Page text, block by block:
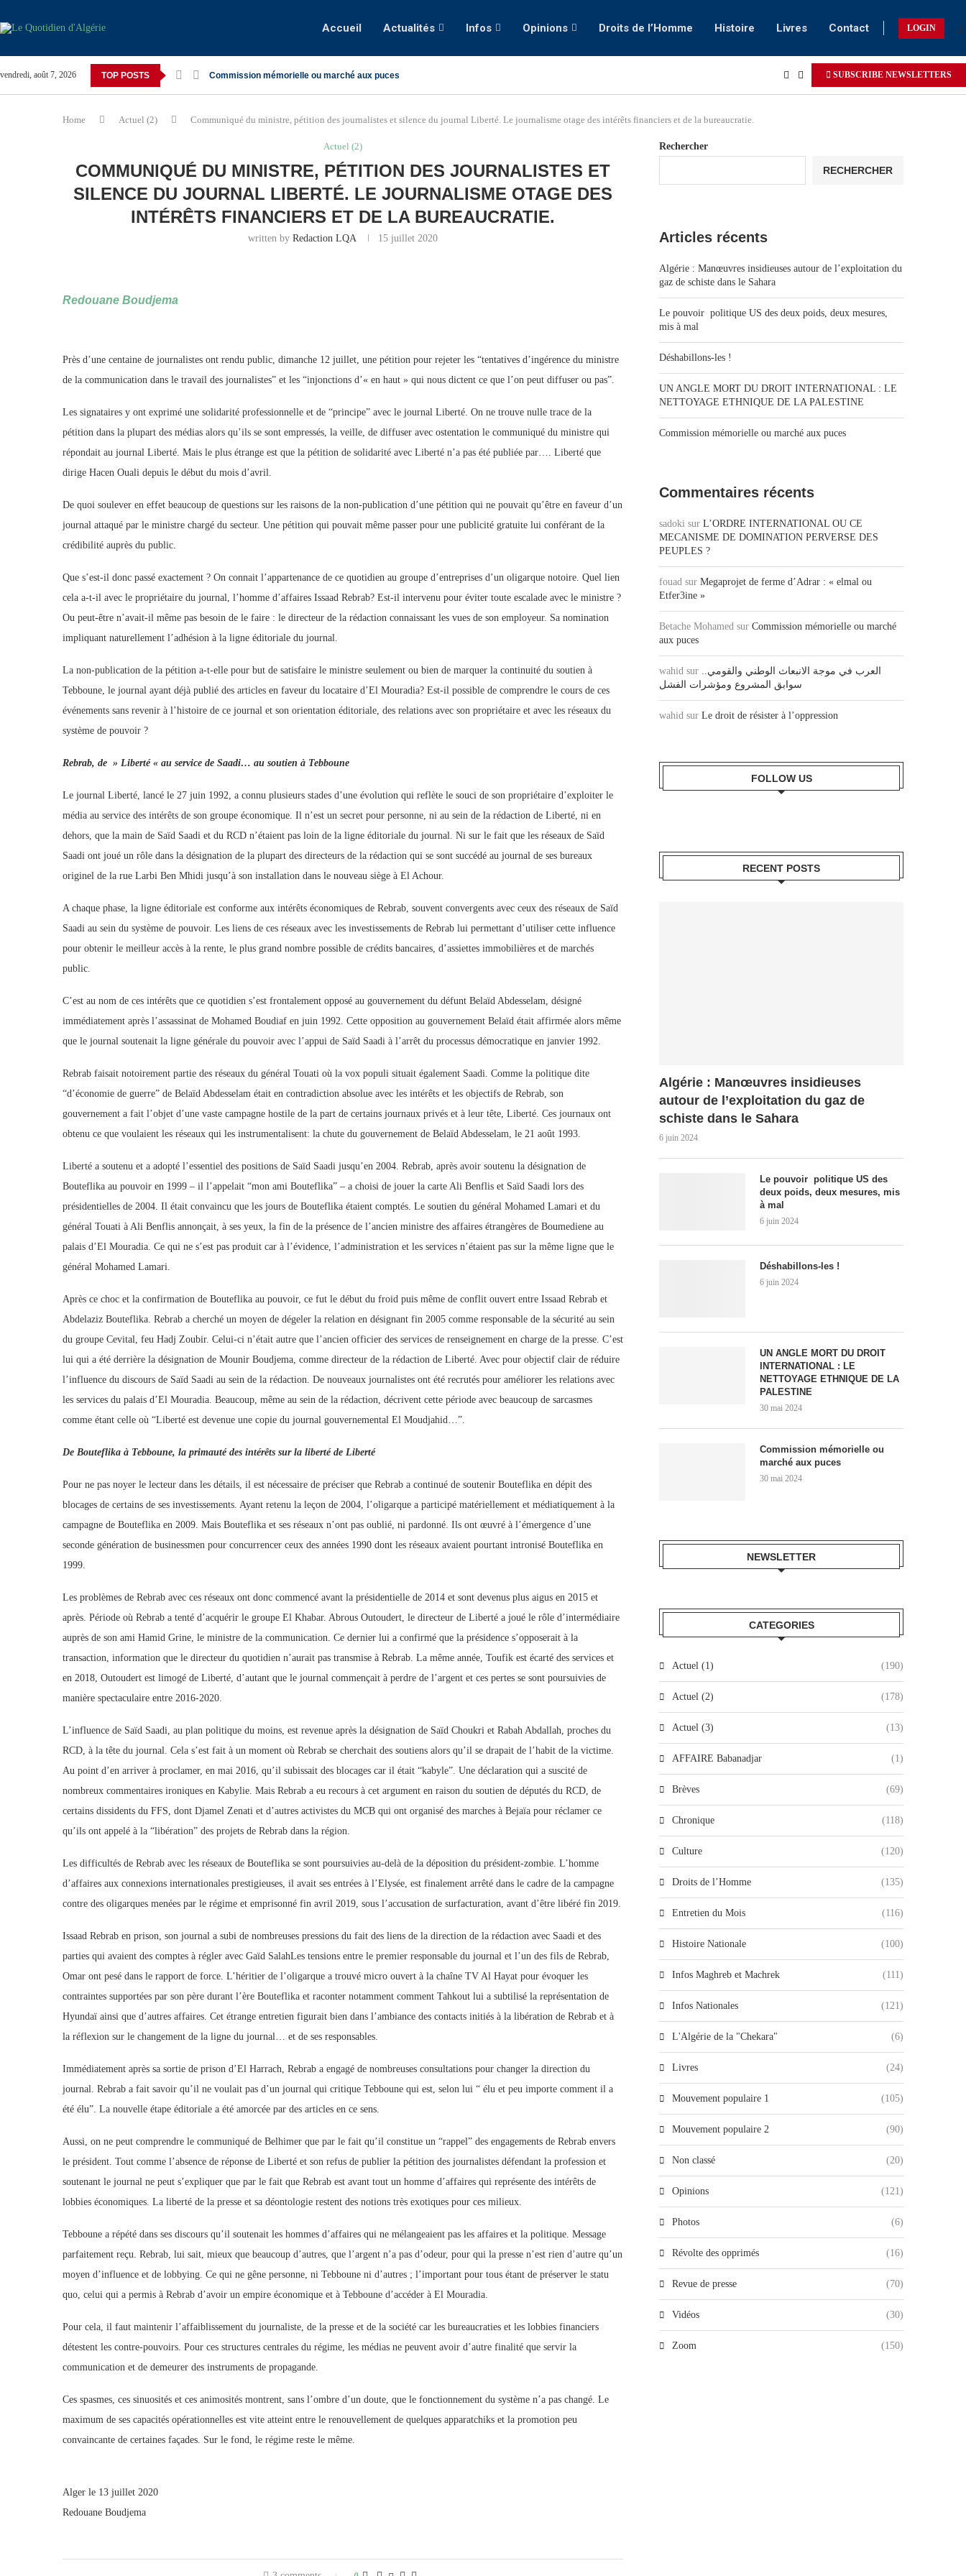
Accueil Actualités Infos Opinions Droits de l’Homme Histoire Livres Contact LOGIN
vendredi, août 7, 2026 TOP POSTS Commission mémorielle ou marché aux puces SUBSCRIBE NEWSLETTERS
Home Actuel (2) Communiqué du ministre, pétition des journalistes et silence du journal Liberté. Le journalisme otage des intérêts financiers et de la bureaucratie.
Actuel (2)
COMMUNIQUÉ DU MINISTRE, PÉTITION DES JOURNALISTES ET
SILENCE DU JOURNAL LIBERTÉ. LE JOURNALISME OTAGE DES
INTÉRÊTS FINANCIERS ET DE LA BUREAUCRATIE.
written by Redaction LQA 15 juillet 2020
Redouane Boudjema
Près d’une centaine de journalistes ont rendu public, dimanche 12 juillet, une pétition pour rejeter les “tentatives d’ingérence du ministre
de la communication dans le travail des journalistes” et les “injonctions d’« en haut » qui nous dictent ce que l’on peut diffuser ou pas”.
Les signataires y ont exprimé une solidarité professionnelle et de “principe” avec le journal Liberté. On ne trouve nulle trace de la
pétition dans la plupart des médias alors qu’ils se sont empressés, la veille, de diffuser avec ostentation le communiqué du ministre qui
répondait au journal Liberté. Mais le plus étrange est que la pétition de solidarité avec Liberté n’a pas été publiée par…. Liberté que
dirige Hacen Ouali depuis le début du mois d’avril.
De quoi soulever en effet beaucoup de questions sur les raisons de la non-publication d’une pétition qui ne pouvait qu’être en faveur d’un
journal attaqué par le ministre chargé du secteur. Une pétition qui pouvait même passer pour une publicité gratuite lui conférant de la
crédibilité auprès du public.
Que s’est-il donc passé exactement ? On connait l’appartenance de ce quotidien au groupe d’entreprises d’un oligarque notoire. Quel lien
cela a-t-il avec le propriétaire du journal, l’homme d’affaires Issaad Rebrab? Est-il intervenu pour éviter toute escalade avec le ministre ?
Ou peut-être n’avait-il même pas besoin de le faire : le directeur de la rédaction connaissant les vues de son employeur. Sa nomination
impliquant naturellement l’adhésion à la ligne éditoriale du journal.
La non-publication de la pétition a-t-elle pour but de satisfaire le ministre seulement ou bien de marquer la continuité du soutien à
Tebboune, le journal ayant déjà publié des articles en faveur du locataire d’El Mouradia? Est-il possible de comprendre le cours de ces
événements sans revenir à l’histoire de ce journal et son orientation éditoriale, des relations avec son propriétaire et avec les réseaux du
système de pouvoir ?
Rebrab, de » Liberté « au service de Saadi… au soutien à Tebboune
Le journal Liberté, lancé le 27 juin 1992, a connu plusieurs stades d’une évolution qui reflète le souci de son propriétaire d’exploiter le
média au service des intérêts de son groupe économique. Il n’est un secret pour personne, ni au sein de la rédaction de Liberté, ni en
dehors, que la main de Saïd Saadi et du RCD n’étaient pas loin de la ligne éditoriale du journal. Ni sur le fait que les réseaux de Saïd
Saadi ont joué un rôle dans la désignation de la plupart des directeurs de la rédaction qui se sont succédé au journal de ses bureaux
originel de la rue Larbi Ben Mhidi jusqu’à son installation dans le nouveau siège à El Achour.
A chaque phase, la ligne éditoriale est conforme aux intérêts économiques de Rebrab, souvent convergents avec ceux des réseaux de Saïd
Saadi au sein du système de pouvoir. Les liens de ces réseaux avec les investissements de Rebrab lui permettant d’utiliser cette influence
pour obtenir le meilleur accès à la rente, le plus grand nombre possible de crédits bancaires, d’assiettes immobilières et de marchés
public.
C’est au nom de ces intérêts que ce quotidien s’est frontalement opposé au gouvernement du défunt Belaïd Abdesselam, désigné
immédiatement après l’assassinat de Mohamed Boudiaf en juin 1992. Cette opposition au gouvernement Belaïd était affirmée alors même
que le journal soutenait la ligne générale du pouvoir avec l’appui de Saïd Saadi à l’arrêt du processus démocratique en janvier 1992.
Rebrab faisait notoirement partie des réseaux du général Touati où la vox populi situait également Saadi. Comme la politique dite
“d’économie de guerre” de Belaïd Abdesselam était en contradiction absolue avec les intérêts et les objectifs de Rebrab, son
gouvernement a fait l’objet d’une vaste campagne hostile de la part de certains journaux privés et à leur tête, Liberté. Ces journaux ont
obtenu ce que voulaient les réseaux qui les instrumentalisent: la chute du gouvernement de Belaïd Abdesselam, le 21 août 1993.
Liberté a soutenu et a adopté l’essentiel des positions de Saïd Saadi jusqu’en 2004. Rebrab, après avoir soutenu la désignation de
Bouteflika au pouvoir en 1999 – il l’appelait “mon ami Bouteflika” – a choisi de jouer la carte Ali Benflis et Saïd Saadi lors des
présidentielles de 2004. Il était convaincu que les jours de Bouteflika étaient comptés. Le soutien du général Mohamed Lamari et du
général Touati à Ali Benflis annonçait, à ses yeux, la fin de la présence de l’ancien ministre des affaires étrangères de Boumediene au
palais d’El Mouradia. Ce qui ne s’est pas produit car à l’évidence, l’administration et les services n’étaient pas sur la même ligne que le
général Mohamed Lamari.
Après ce choc et la confirmation de Bouteflika au pouvoir, ce fut le début du froid puis même de conflit ouvert entre Issaad Rebrab et
Abdelaziz Bouteflika. Rebrab a cherché un moyen de dégeler la relation en désignant fin 2005 comme responsable de la sécurité au sein
du groupe Cevital, feu Hadj Zoubir. Celui-ci n’était autre que l’ancien officier des services de renseignement en charge de la presse. C’est
lui qui a été derrière la désignation de Mounir Boudjema, comme directeur de la rédaction de Liberté. Avec pour objectif clair de réduire
l’influence du discours de Saïd Saadi au sein de la rédaction. De nouveaux journalistes ont été recrutés pour améliorer les relations avec
les services du palais d’El Mouradia. Beaucoup, même au sein de la rédaction, décrivent cette période avec beaucoup de sarcasmes
comme étant celle où “Liberté est devenue une copie du journal gouvernemental El Moudjahid…”.
De Bouteflika à Tebboune, la primauté des intérêts sur la liberté de Liberté
Pour ne pas noyer le lecteur dans les détails, il est nécessaire de préciser que Rebrab a continué de soutenir Bouteflika en dépit des
blocages de certains de ses investissements. Ayant retenu la leçon de 2004, l’oligarque a participé matériellement et médiatiquement à la
campagne de Bouteflika en 2009. Mais Bouteflika et ses réseaux n’ont pas oublié, ni pardonné. Ils ont œuvré à l’émergence d’une
seconde génération de businessmen pour concurrencer ceux des années 1990 dont les réseaux avaient pourtant intronisé Bouteflika en
1999.
Les problèmes de Rebrab avec ces réseaux ont donc commencé avant la présidentielle de 2014 et sont devenus plus aigus en 2015 et
après. Période où Rebrab a tenté d’acquérir le groupe El Khabar. Abrous Outoudert, le directeur de Liberté a joué le rôle d’intermédiaire
auprès de son ami Hamid Grine, le ministre de la communication. Ce dernier lui a confirmé que la présidence s’opposerait à la
transaction, information que le directeur du quotidien n’aurait pas transmise à Rebrab. La même année, Toufik est écarté des services et
en 2018, Outoudert est limogé de Liberté, d’autant que le journal commençait à perdre de l’argent et ces pertes se sont poursuivies de
manière spectaculaire entre 2016-2020.
L’influence de Saïd Saadi, au plan politique du moins, est revenue après la désignation de Saïd Choukri et Rabah Abdallah, proches du
RCD, à la tête du journal. Cela s’est fait à un moment où Rebrab se cherchait des soutiens alors qu’il se drapait de l’habit de la victime.
Au point d’en arriver à proclamer, en mai 2016, qu’il subissait des blocages car il était “kabyle”. Une déclaration qui a suscité de
nombreux commentaires ironiques en Kabylie. Mais Rebrab a eu recours à cet argument en raison du soutien de députés du RCD, de
certains dissidents du FFS, dont Djamel Zenati et d’autres activistes du MCB qui ont organisé des marches à Bejaïa pour réclamer ce
qu’ils ont appelé à la “libération” des projets de Rebrab dans la région.
Les difficultés de Rebrab avec les réseaux de Bouteflika se sont poursuivies au-delà de la déposition du président-zombie. L’homme
d’affaires aux connexions internationales prestigieuses, il avait ses entrées à l’Elysée, est finalement arrêté dans le cadre de la campagne
contre des oligarques menées par le régime et emprisonné fin avril 2019, sous l’accusation de surfacturation, avant d’être libéré fin 2019.
Issaad Rebrab en prison, son journal a subi de nombreuses pressions du fait des liens de la direction de la rédaction avec Saadi et des
parties qui avaient des comptes à régler avec Gaïd SalahLes tensions entre le premier responsable du journal et l’un des fils de Rebrab,
Omar ont pesé dans le rapport de force. L’héritier de l’oligarque a trouvé micro ouvert à la chaîne TV Al Hayat pour évoquer les
contraintes supportées par son père durant l’ère Bouteflika et raconter notamment comment Tahkout lui a subtilisé la représentation de
Hyundaï ainsi que d’autres affaires. Cet étrange entretien figurait bien dans l’ambiance des contacts initiés à la libération de Rebrab et à
la réflexion sur le changement de la ligne du journal… et de ses responsables.
Immédiatement après sa sortie de prison d’El Harrach, Rebrab a engagé de nombreuses consultations pour changer la direction du
journal. Rebrab a fait savoir qu’il ne voulait pas d’un journal qui critique Tebboune qui est, selon lui “ élu et peu importe comment il a
été élu”. La nouvelle étape éditoriale a été amorcée par des articles en ce sens.
Aussi, on ne peut comprendre le communiqué de Belhimer que par le fait qu’il constitue un “rappel” des engagements de Rebrab envers
le président. Tout comme l’absence de réponse de Liberté et son refus de publier la pétition des journalistes défendant la profession et
soutenant le journal ne peut s’expliquer que par le fait que Rebrab est avant tout un homme d’affaires qui représente des intérêts de
lobbies économiques. La liberté de la presse et sa déontologie restent des notions très exotiques pour ces milieux.
Tebboune a répété dans ses discours qu’il soutenait les hommes d’affaires qui ne mélangeaient pas les affaires et la politique. Message
parfaitement reçu. Rebrab, lui sait, mieux que beaucoup d’autres, que l’argent n’a pas d’odeur, pour qui la presse n’est rien d’autre qu’un
moyen d’influence et de lobbying. Ce qui ne gêne personne, ni Tebboune ni d’autres ; l’important pour tous étant de préserver le statu
quo, celui qui a permis à Rebrab d’avoir un empire économique et à Tebboune d’accéder à El Mouradia.
Pour cela, il faut maintenir l’affaiblissement du journaliste, de la presse et de la société car les bureaucraties et les lobbies financiers
détestent les contre-pouvoirs. Pour ces structures centrales du régime, les médias ne peuvent avoir d’autre finalité que servir la
communication et de demeurer des instruments de propagande.
Ces spasmes, ces sinuosités et ces animosités montrent, sans l’ombre d’un doute, que le fonctionnement du système n’a pas changé. Le
maximum de ses capacités opérationnelles est vite atteint entre le renouvellement de quelques apparatchiks et la promotion peu
convaincante de certaines façades. Sur le fond, le régime reste le même.
Alger le 13 juillet 2020
Redouane Boudjema
Rechercher
RECHERCHER
Articles récents
Algérie : Manœuvres insidieuses autour de l’exploitation du
gaz de schiste dans le Sahara
Le pouvoir politique US des deux poids, deux mesures,
mis à mal
Déshabillons-les !
UN ANGLE MORT DU DROIT INTERNATIONAL : LE
NETTOYAGE ETHNIQUE DE LA PALESTINE
Commission mémorielle ou marché aux puces
Commentaires récents
sadoki sur L’ORDRE INTERNATIONAL OU CE
MECANISME DE DOMINATION PERVERSE DES
PEUPLES ?
fouad sur Megaprojet de ferme d’Adrar : « elmal ou
Etfer3ine »
Betache Mohamed sur Commission mémorielle ou marché
aux puces
wahid sur العرب في موجة الانبعاث الوطني والقومي..
سوابق المشروع ومؤشرات الفشل
wahid sur Le droit de résister à l’oppression
FOLLOW US
RECENT POSTS
Algérie : Manœuvres insidieuses
autour de l’exploitation du gaz de
schiste dans le Sahara
6 juin 2024
Le pouvoir politique US des
deux poids, deux mesures, mis
à mal
6 juin 2024
Déshabillons-les !
6 juin 2024
UN ANGLE MORT DU DROIT
INTERNATIONAL : LE
NETTOYAGE ETHNIQUE DE LA
PALESTINE
30 mai 2024
Commission mémorielle ou
marché aux puces
30 mai 2024
NEWSLETTER
CATEGORIES
Actuel (1) (190)
Actuel (2) (178)
Actuel (3) (13)
AFFAIRE Babanadjar (1)
Brèves (69)
Chronique (118)
Culture (120)
Droits de l’Homme (135)
Entretien du Mois (116)
Histoire Nationale (100)
Infos Maghreb et Machrek (111)
Infos Nationales (121)
L'Algérie de la "Chekara" (6)
Livres (24)
Mouvement populaire 1 (105)
Mouvement populaire 2 (90)
Non classé (20)
Opinions (121)
Photos (6)
Révolte des opprimés (16)
Revue de presse (70)
Vidéos (30)
Zoom (150)